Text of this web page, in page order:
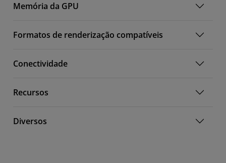
Memória da GPU
Formatos de renderização compatíveis
Conectividade
Recursos
Diversos